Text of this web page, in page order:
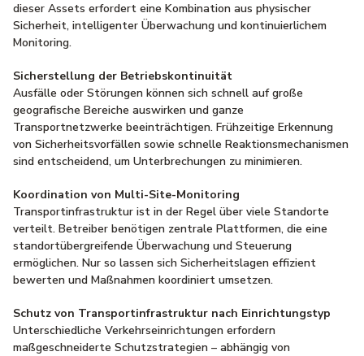
dieser Assets erfordert eine Kombination aus physischer
Sicherheit, intelligenter Überwachung und kontinuierlichem
Monitoring.
Sicherstellung der Betriebskontinuität
Ausfälle oder Störungen können sich schnell auf große
geografische Bereiche auswirken und ganze
Transportnetzwerke beeinträchtigen. Frühzeitige Erkennung
von Sicherheitsvorfällen sowie schnelle Reaktionsmechanismen
sind entscheidend, um Unterbrechungen zu minimieren.
Koordination von Multi-Site-Monitoring
Transportinfrastruktur ist in der Regel über viele Standorte
verteilt. Betreiber benötigen zentrale Plattformen, die eine
standortübergreifende Überwachung und Steuerung
ermöglichen. Nur so lassen sich Sicherheitslagen effizient
bewerten und Maßnahmen koordiniert umsetzen.
Schutz von Transportinfrastruktur nach Einrichtungstyp
Unterschiedliche Verkehrseinrichtungen erfordern
maßgeschneiderte Schutzstrategien – abhängig von